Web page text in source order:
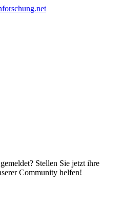
Stellen Sie jetzt ihre
Community helfen!